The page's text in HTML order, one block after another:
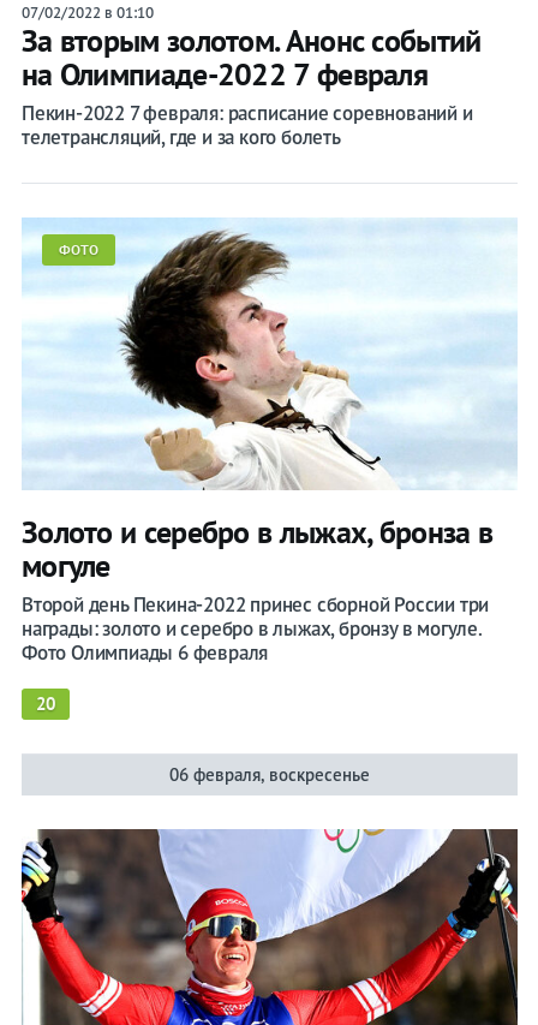
07/02/2022 в 01:10
За вторым золотом. Анонс событий
на Олимпиаде-2022 7 февраля
Пекин-2022 7 февраля: расписание соревнований и
телетрансляций, где и за кого болеть
ФОТО
Золото и серебро в лыжах, бронза в
могуле
Второй день Пекина-2022 принес сборной России три
награды: золото и серебро в лыжах, бронзу в могуле.
Фото Олимпиады 6 февраля
20
06 февраля, воскресенье